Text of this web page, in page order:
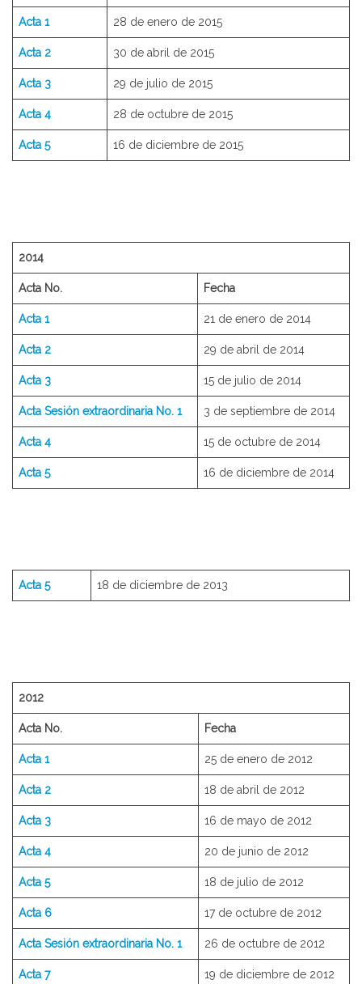
Acta 1 28 de enero de 2015
Acta 2 30 de abril de 2015
Acta 3 29 de julio de 2015
Acta 4 28 de octubre de 2015
Acta 5 16 de diciembre de 2015
2014
Acta No. Fecha
Acta 1 21 de enero de 2014
Acta 2 29 de abril de 2014
Acta 3 15 de julio de 2014
Acta Sesión extraordinaria No. 1 3 de septiembre de 2014
Acta 4 15 de octubre de 2014
Acta 5 16 de diciembre de 2014
Acta 5 18 de diciembre de 2013
2012
Acta No. Fecha
Acta 1 25 de enero de 2012
Acta 2 18 de abril de 2012
Acta 3 16 de mayo de 2012
Acta 4 20 de junio de 2012
Acta 5 18 de julio de 2012
Acta 6 17 de octubre de 2012
Acta Sesión extraordinaria No. 1 26 de octubre de 2012
Acta 7 19 de diciembre de 2012